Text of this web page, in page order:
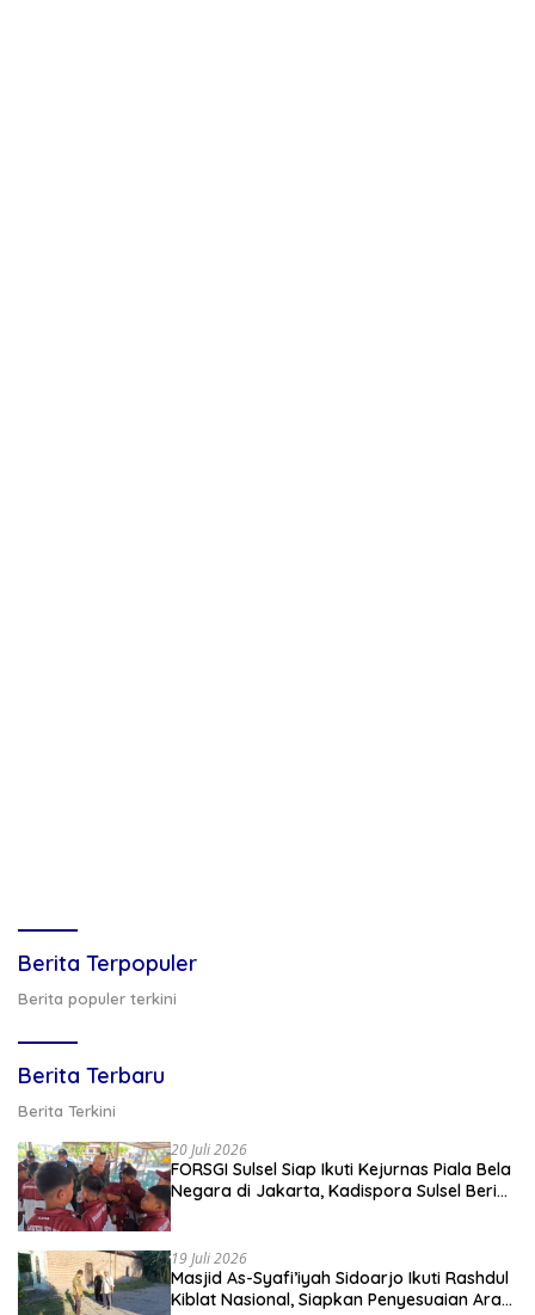
Berita Terpopuler
Berita populer terkini
Berita Terbaru
Berita Terkini
20 Juli 2026
FORSGI Sulsel Siap Ikuti Kejurnas Piala Bela
Negara di Jakarta, Kadispora Sulsel Beri
19 Juli 2026
Masjid As-Syafi’iyah Sidoarjo Ikuti Rashdul
Kiblat Nasional, Siapkan Penyesuaian Arah